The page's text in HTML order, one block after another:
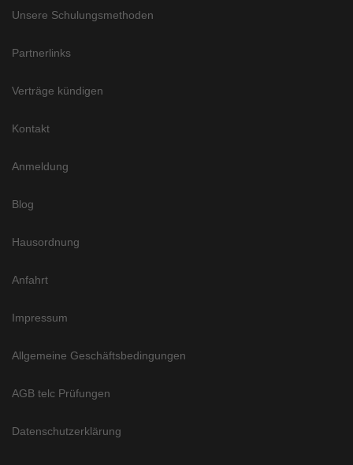
Unsere Schulungsmethoden
Partnerlinks
Verträge kündigen
Kontakt
Anmeldung
Blog
Hausordnung
Anfahrt
Impressum
Allgemeine Geschäftsbedingungen
AGB telc Prüfungen
Datenschutzerklärung